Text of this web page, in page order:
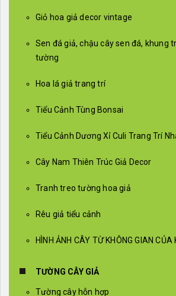
Giỏ hoa giả decor vintage
Sen đá giả, chậu cây sen đá, khung
tường
Hoa lá giả trang trí
Tiểu Cảnh Tùng Bonsai
Tiểu Cảnh Dương Xỉ Culi Trang Trí
Cây Nam Thiên Trúc Giả Decor
Tranh treo tường hoa giả
Rêu giả tiểu cảnh
HÌNH ẢNH CÂY TỪ KHÔNG GIAN CỦA
TƯỜNG CÂY GIẢ
Tường cây hỗn hợp